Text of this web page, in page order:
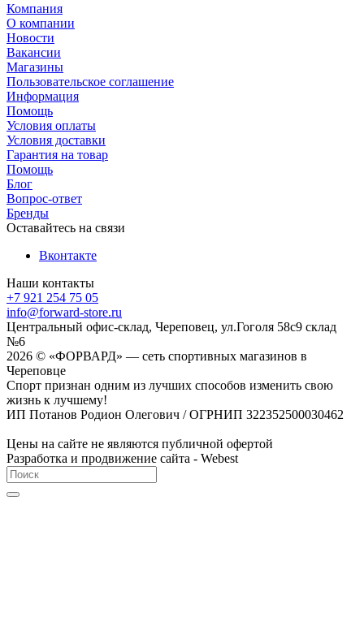
Компания
О компании
Новости
Вакансии
Магазины
Пользовательское соглашение
Информация
Помощь
Условия оплаты
Условия доставки
Гарантия на товар
Помощь
Блог
Вопрос-ответ
Бренды
Оставайтесь на связи
Вконтакте
Наши контакты
+7 921 254 75 05
info@forward-store.ru
Центральный офис-склад, Череповец, ул.Гоголя 58с9 склад
№6
2026 © «ФОРВАРД» — сеть спортивных магазинов в
Череповце
Спорт признан одним из лучших способов изменить свою
жизнь к лучшему!
ИП Потанов Родион Олегович / ОГРНИП 322352500030462
Цены на сайте не являются публичной офертой
Разработка и продвижение сайта - Webest